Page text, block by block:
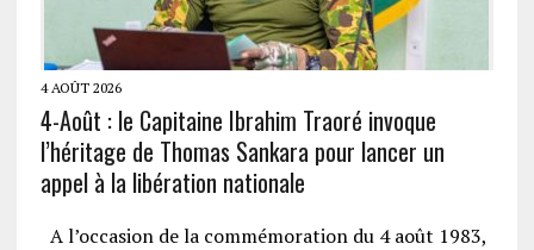
4 AOÛT 2026
4-Août : le Capitaine Ibrahim Traoré invoque
l’héritage de Thomas Sankara pour lancer un
appel à la libération nationale
A l’occasion de la commémoration du 4 août 1983,